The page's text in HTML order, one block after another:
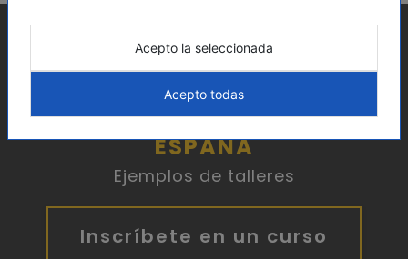
INSCRÍBETE A UN TALLER EN
ESPAÑA
Ejemplos de talleres
Inscríbete en un curso
Acepto la seleccionada
Acepto todas